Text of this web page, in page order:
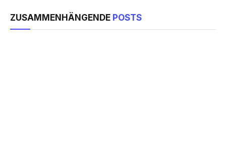
ZUSAMMENHÄNGENDE POSTS